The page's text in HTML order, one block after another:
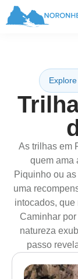
As trilhas em
quem ama
Piquinho ou
uma
intocados, que
Caminhar
natureza
passo